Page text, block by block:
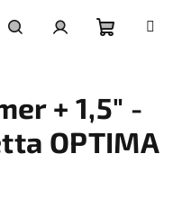
košík
+ 1,5" -
OPTIMA